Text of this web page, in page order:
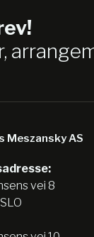
Meszansky AS
vei 8